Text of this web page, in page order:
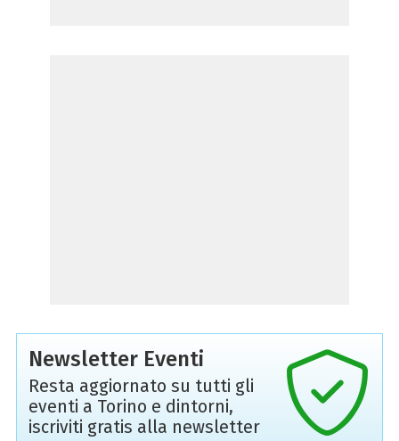
Newsletter Eventi
Resta aggiornato su tutti gli
eventi a Torino e dintorni,
iscriviti gratis alla newsletter